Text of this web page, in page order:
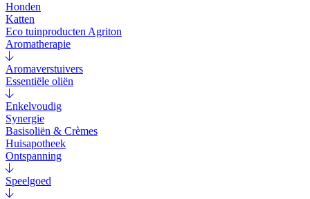
Honden
Katten
Eco tuinproducten Agriton
Aromatherapie
Aromaverstuivers
Essentiële oliën
Enkelvoudig
Synergie
Basisoliën & Crèmes
Huisapotheek
Ontspanning
Speelgoed